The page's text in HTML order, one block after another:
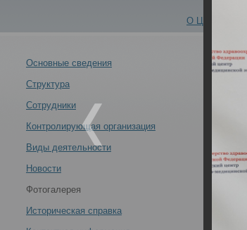
О Центре -
12 – 13 мая 2022 года в РЦСМЭ состоялась
Основные сведения
Структура
Сотрудники
Контролирующая организация
Виды деятельности
Новости
Фотогалерея
Историческая справка